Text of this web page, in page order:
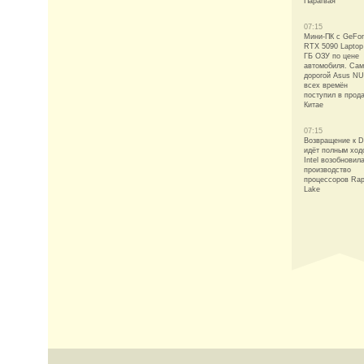
07:15
Мини-ПК с
RTX 5090
ГБ ОЗУ по цене
автомобиля.
дорогой Asus
всех времён
поступил в
Китае
07:15
Возвращение к
идёт полным
Intel возобновила
производство
процессоров
Lake